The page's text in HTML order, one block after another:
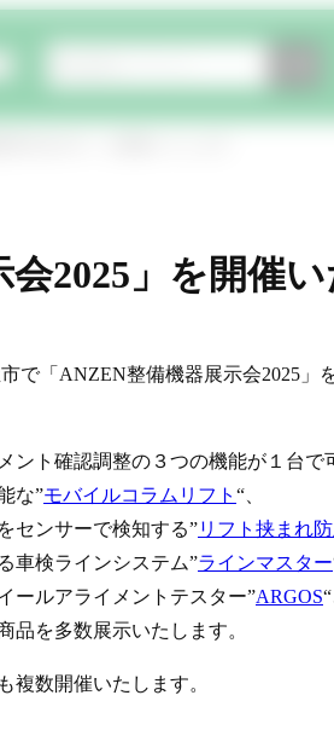
示会2025」を開催いたします
会2025」を開催
で「ANZEN整備機器展示会2025」
ント確認調整の３つの機能が１台で
な”モバイルコラムリフト “、
センサーで検知する”リフト挟まれ
車検ラインシステム”ラインマスター
ールアライメントテスター”ARGOS“
品を多数展示いたします。
複数開催いたします。